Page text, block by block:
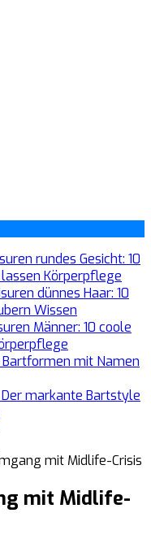
rundes Gesicht: 10
Körperpflege
dünnes Haar: 10
Wissen
Männer: 10 coole
mit Namen
markante Bartstyle
mit Midlife-Crisis
mit Midlife-